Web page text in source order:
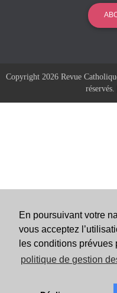
En poursuivant votre
vous acceptez
les conditions prévues
politique de gestion
Copyright 2026 Revue
réservés.